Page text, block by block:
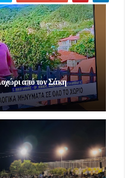
από τον Σάκη